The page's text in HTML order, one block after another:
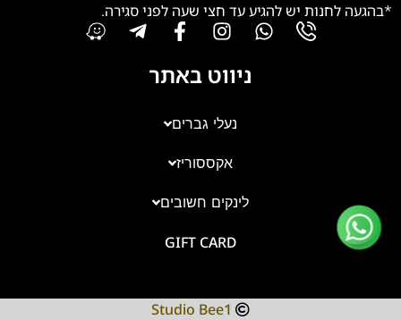
*בהגעה לחנות יש להגיע עד חצי שעה לפני סגירה.
ניווט באתר
נעלי גברים
אקססוריז
לינקים חשובים
GIFT CARD
Studio Bee1